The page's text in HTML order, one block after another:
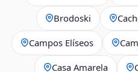
Brodoski
Campos Elíseos
Casa Amarela